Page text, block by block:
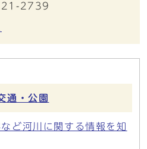
2739
通・公園
ど河川に関する情報を知